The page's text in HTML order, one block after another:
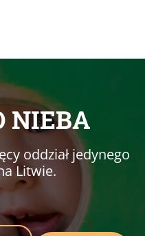
NIEBA
oddział jedynego
Litwie.